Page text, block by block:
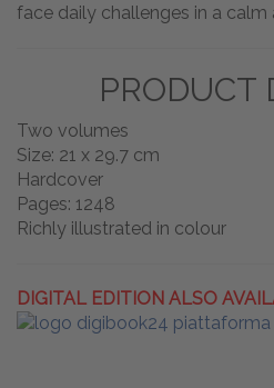
face daily challenges in a calm
PRODUCT
Two volumes
Size: 21 x 29.7 cm
Hardcover
Pages: 1248
Richly illustrated in colour
DIGITAL EDITION ALSO